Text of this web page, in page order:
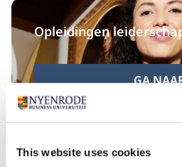
This website uses cookies
Opleidingen
GA